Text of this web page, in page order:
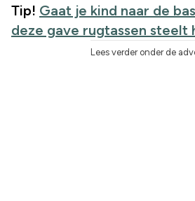
Tip! Gaat je kind naar de
deze gave rugtassen steelt
Lees verder onder de